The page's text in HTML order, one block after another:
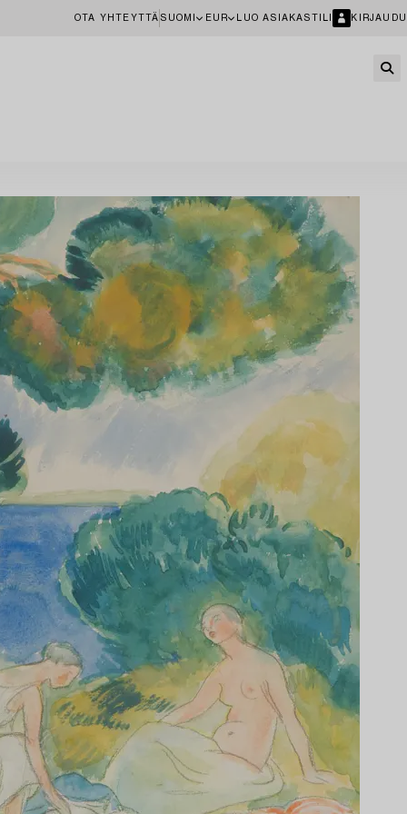
OTA YHTEYTTÄ SUOMI EUR LUO ASIAKASTILI KIRJAUDU